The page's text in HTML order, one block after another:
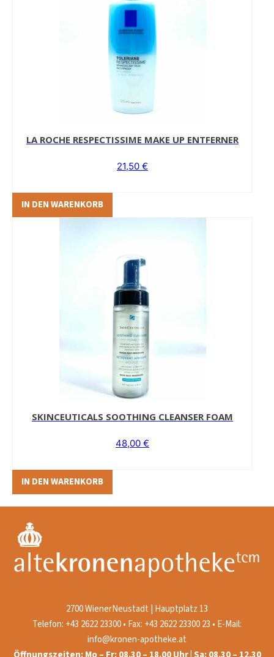
LA ROCHE RESPECTISSIME MAKE UP ENTFERNER
21,50 €
IN DEN WARENKORB
SKINCEUTICALS SOOTHING CLEANSER FOAM
48,00 €
IN DEN WARENKORB
2700 WienerNeustadt | Hauptplatz 13
Telefon: +43 2622 23300 • Fax: +43 2622 23300 23 • E-Mail:
info@kronen-apotheke.at